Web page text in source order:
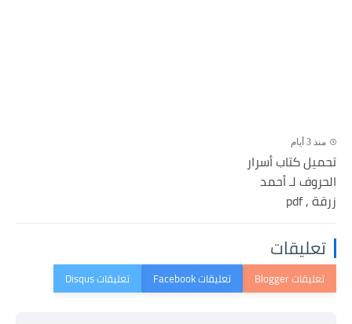
منذ 3 أيام
تحميل كتاب أسرار
الحروف لـ أحمد
زرقة , pdf
تعليقات